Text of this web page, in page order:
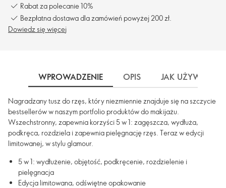
Rabat za polecanie 10%
Bezpłatna dostawa dla zamówień powyżej 200 zł.
Dowiedz się więcej
WPROWADZENIE OPIS JAK UŻYWAĆ
Nagradzany tusz do rzęs, który niezmiennie znajduje się na szczycie
bestsellerów w naszym portfolio produktów do makijażu.
Wszechstronny, zapewnia korzyści 5 w 1: zagęszcza, wydłuża,
podkręca, rozdziela i zapewnia pielęgnację rzęs. Teraz w edycji
limitowanej, w stylu glamour.
5 w 1: wydłużenie, objętość, podkręcenie, rozdzielenie i
pielęgnacja
Edycja limitowana, odświętne opakowanie